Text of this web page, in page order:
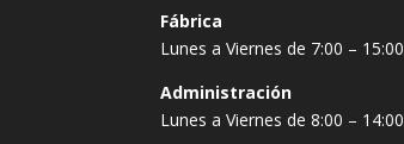
Fábrica
Lunes a Viernes de 7:00 – 15:00
Administración
Lunes a Viernes de 8:00 – 14:00